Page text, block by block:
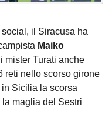
il Siracusa ha
Maiko
mister Turati anche
reti nello scorso girone
in Sicilia la scorsa
maglia del Sestri